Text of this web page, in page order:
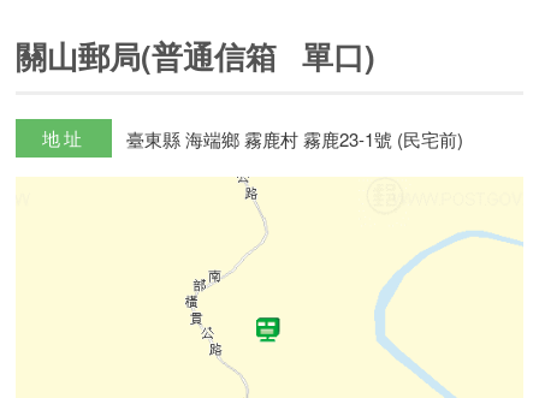
關山郵局(普通信箱 單口)
地址 臺東縣 海端鄉 霧鹿村 霧鹿23-1號 (民宅前)